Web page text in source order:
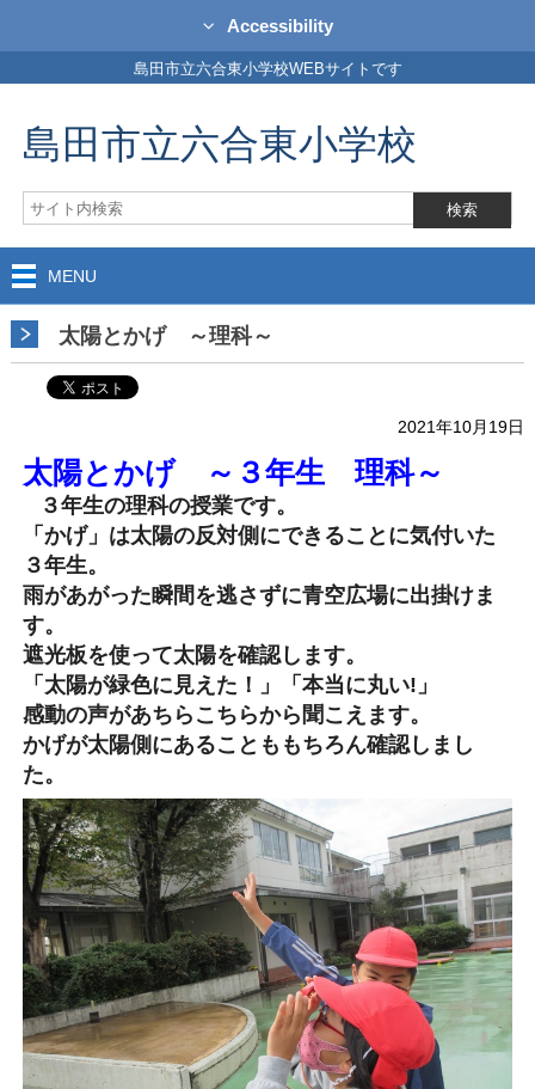
Accessibility
島田市立六合東小学校WEBサイトです
島田市立六合東小学校
MENU
太陽とかげ ～理科～
2021年10月19日
太陽とかげ ～３年生 理科～
３年生の理科の授業です。
「かげ」は太陽の反対側にできることに気付いた
３年生。
雨があがった瞬間を逃さずに青空広場に出掛けま
す。
遮光板を使って太陽を確認します。
「太陽が緑色に見えた！」「本当に丸い!」
感動の声があちらこちらから聞こえます。
かげが太陽側にあることももちろん確認しまし
た。